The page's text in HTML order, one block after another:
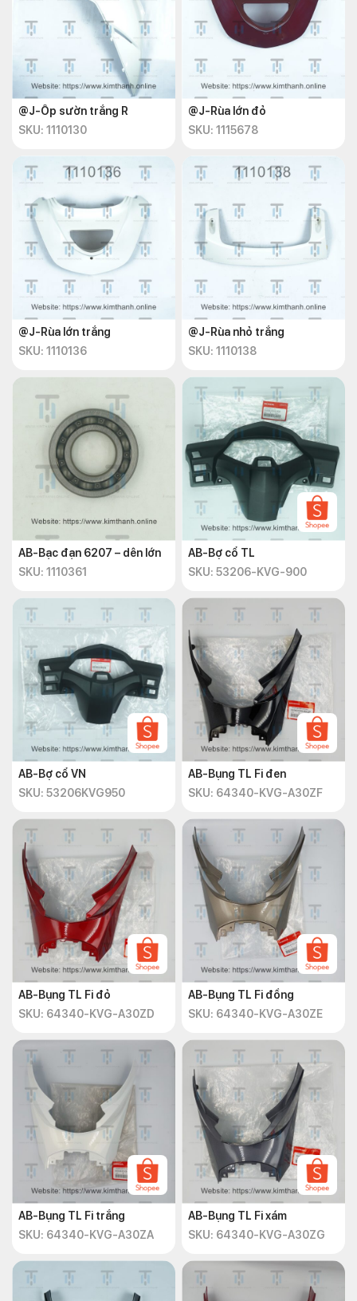
@J-Ốp sườn trắng R
SKU: 1110130
@J-Rùa lớn đỏ
SKU: 1115678
@J-Rùa lớn trắng
SKU: 1110136
@J-Rùa nhỏ trắng
SKU: 1110138
AB-Bạc đạn 6207 – dên lớn
SKU: 1110361
AB-Bợ cổ TL
SKU: 53206-KVG-900
AB-Bợ cổ VN
SKU: 53206KVG950
AB-Bụng TL Fi đen
SKU: 64340-KVG-A30ZF
AB-Bụng TL Fi đỏ
SKU: 64340-KVG-A30ZD
AB-Bụng TL Fi đồng
SKU: 64340-KVG-A30ZE
AB-Bụng TL Fi trắng
SKU: 64340-KVG-A30ZA
AB-Bụng TL Fi xám
SKU: 64340-KVG-A30ZG